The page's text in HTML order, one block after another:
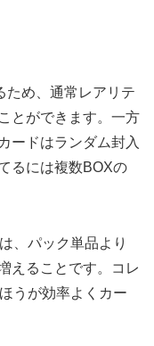
ため、通常レアリテ
とができます。一方
ードはランダム封入
るには複数BOXの
、パック単品より
えることです。コレ
うが効率よくカー